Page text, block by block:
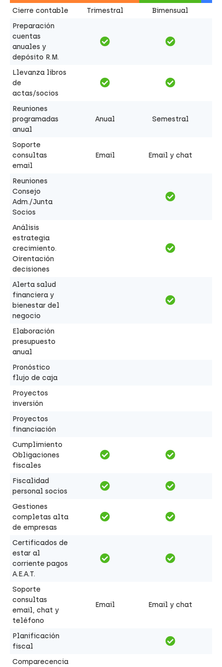
Cierre contable Trimestral
Bimensual
Preparación
cuentas
anuales y
depósito R.M.
Llevanza libros
de
actas/socios
Reuniones
programadas
anual
Anual Semestral
Soporte
consultas
email
Email Email y chat
Reuniones
Consejo
Adm./Junta
Socios
Análisis
estrategia
crecimiento.
Oirentación
decisiones
Alerta salud
financiera y
bienestar del
negocio
Elaboración
presupuesto
anual
Pronóstico
flujo de caja
Proyectos
inversión
Proyectos
financiación
Cumplimiento
Obligaciones
fiscales
Fiscalidad
personal socios
Gestiones
completas alta
de empresas
Certificados de
estar al
corriente pagos
A.E.A.T.
Soporte
consultas
email, chat y
teléfono
Email Email y chat
Planificación
fiscal
Comparecencia